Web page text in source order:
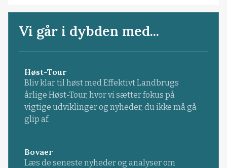
Vi går i dybden med...
Høst-Tour
Bliv klar til høst med Effektivt Landbrugs
årlige Høst-Tour, hvor vi sætter fokus på
vigtige udviklinger og nyheder, du ikke må gå
glip af.
Bovaer
Læs de seneste nyheder og analyser om